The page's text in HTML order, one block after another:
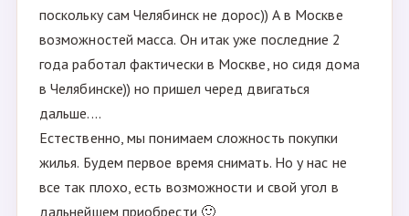
поскольку сам Челябинск не дорос)) А в Москве
возможностей масса. Он итак уже последние 2
года работал фактически в Москве, но сидя дома
в Челябинске)) но пришел черед двигаться
дальше....
Естественно, мы понимаем сложность покупки
жилья. Будем первое время снимать. Но у нас не
все так плохо, есть возможности и свой угол в
дальнейшем приобрести 🙂